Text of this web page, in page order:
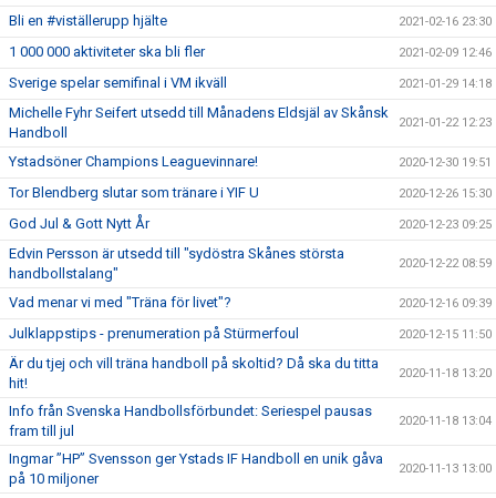
Bli en #viställerupp hjälte 2021-02-16 23:30
1 000 000 aktiviteter ska bli fler 2021-02-09 12:46
Sverige spelar semifinal i VM ikväll 2021-01-29 14:18
Michelle Fyhr Seifert utsedd till Månadens Eldsjäl av Skånsk
Handboll
2021-01-22 12:23
Ystadsöner Champions Leaguevinnare! 2020-12-30 19:51
Tor Blendberg slutar som tränare i YIF U 2020-12-26 15:30
God Jul & Gott Nytt År 2020-12-23 09:25
Edvin Persson är utsedd till "sydöstra Skånes största
handbollstalang"
2020-12-22 08:59
Vad menar vi med "Träna för livet"? 2020-12-16 09:39
Julklappstips - prenumeration på Stürmerfoul 2020-12-15 11:50
Är du tjej och vill träna handboll på skoltid? Då ska du titta
hit!
2020-11-18 13:20
Info från Svenska Handbollsförbundet: Seriespel pausas
fram till jul
2020-11-18 13:04
Ingmar ”HP” Svensson ger Ystads IF Handboll en unik gåva
på 10 miljoner
2020-11-13 13:00